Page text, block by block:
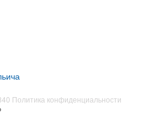
Политика конфиденциальности